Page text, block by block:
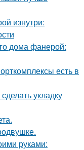
изнутри:
дома фанерой:
есть в
укладку
руками: